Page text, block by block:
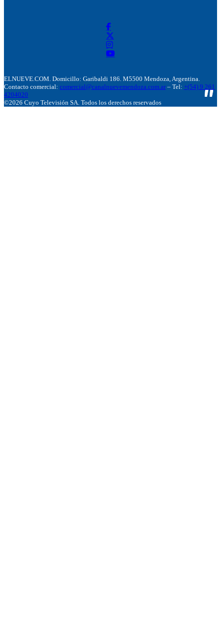
ELNUEVE.COM. Domicillo: Garibaldi 186. M5500 Mendoza, Argentina.
Contacto comercial: comercial@canalnuevemendoza.com.ar – Tel: +(54) 9 261
4204020
©2026 Cuyo Televisión SA. Todos los derechos reservados